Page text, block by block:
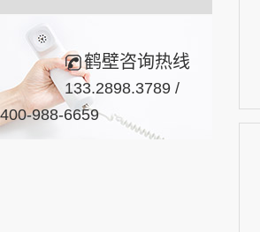
鹤壁咨询热线
133.2898.3789 /
400-988-6659